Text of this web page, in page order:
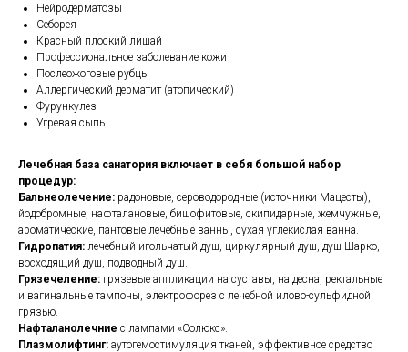
Нейродерматозы
Себорея
Красный плоский лишай
Профессиональное заболевание кожи
Послеожоговые рубцы
Аллергический дерматит (атопический)
Фурункулез
Угревая сыпь
Лечебная база санатория включает в себя большой набор
процедур:
Бальнеолечение: радоновые, сероводородные (источники Мацесты),
йодобромные, нафталановые, бишофитовые, скипидарные, жемчужные,
ароматические, пантовые лечебные ванны, сухая углекислая ванна.
Гидропатия: лечебный игольчатый душ, циркулярный душ, душ Шарко,
восходящий душ, подводный душ.
Грязечеление: грязевые аппликации на суставы, на десна, ректальные
и вагинальные тампоны, электрофорез с лечебной илово-сульфидной
грязью.
Нафталанолечние с лампами «Солюкс».
Плазмолифтинг: аутогемостимуляция тканей, эффективное средство